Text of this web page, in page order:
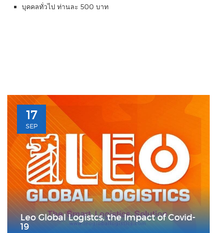
บุคคลทั่วไป ท่านละ 500 บาท
17
SEP
Leo Global Logistcs, the Impact of Covid-
19